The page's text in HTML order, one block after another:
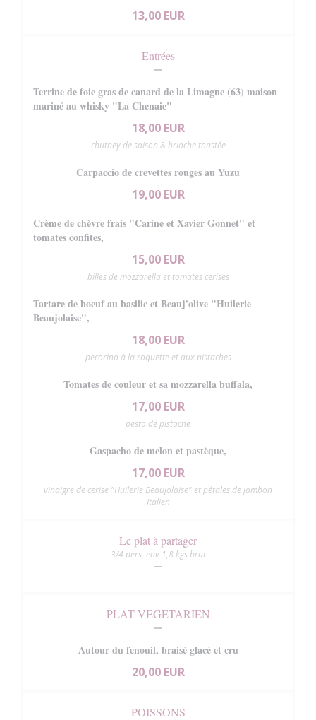
13,00 EUR
Entrées
Terrine de foie gras de canard de la Limagne (63) maison
mariné au whisky "La Chenaie"
18,00 EUR
chutney de saison & brioche toastée
Carpaccio de crevettes rouges au Yuzu
19,00 EUR
Crème de chèvre frais "Carine et Xavier Gonnet" et
tomates confites,
15,00 EUR
billes de mozzarella et tomates cerises
Tartare de boeuf au basilic et Beauj'olive "Huilerie
Beaujolaise",
18,00 EUR
pecorino à la roquette et aux pistaches
Tomates de couleur et sa mozzarella buffala,
17,00 EUR
pesto de pistache
Gaspacho de melon et pastèque,
17,00 EUR
vinaigre de cerise "Huilerie Beaujolaise" et pétales de jambon
Italien
Le plat à partager
3/4 pers, env 1,8 kgs brut
PLAT VEGETARIEN
Autour du fenouil, braisé glacé et cru
20,00 EUR
POISSONS